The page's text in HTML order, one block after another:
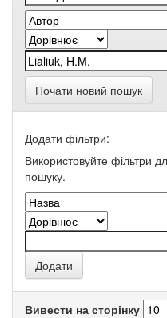
Почати новий пошук
Додати фільтри:
Використовуйте фільтри
пошуку.
Вивести на сторінку